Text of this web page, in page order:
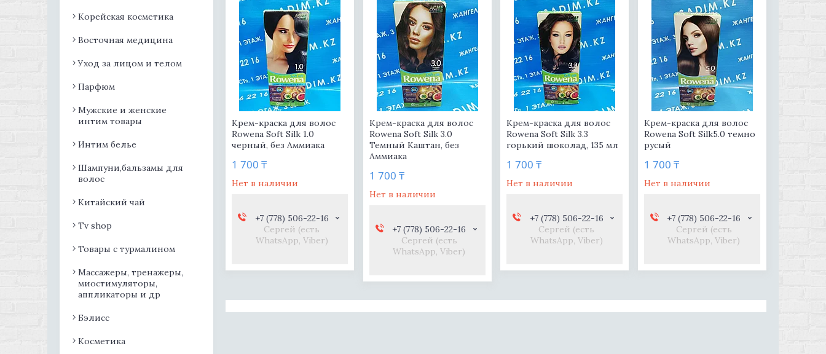
Крем-краска для волос
Rowena Soft Silk 1.0
черный, без Аммиака
1 700 ₸
Нет в наличии
+7 (778) 506-22-16
Сергей (есть
WhatsApp, Viber)
Крем-краска для волос
Rowena Soft Silk 3.0
Темный Каштан, без
Аммиака
1 700 ₸
Нет в наличии
+7 (778) 506-22-16
Сергей (есть
WhatsApp, Viber)
Крем-краска для волос
Rowena Soft Silk 3.3
горький шоколад, 135 мл
1 700 ₸
Нет в наличии
+7 (778) 506-22-16
Сергей (есть
WhatsApp, Viber)
Крем-краска для волос
Rowena Soft Silk5.0 темно
русый
1 700 ₸
Нет в наличии
+7 (778) 506-22-16
Сергей (есть
WhatsApp, Viber)
Корейская косметика
Восточная медицина
Уход за лицом и телом
Парфюм
Мужские и женские
интим товары
Интим белье
Шампуни,бальзамы для
волос
Китайский чай
Tv shop
Товары с турмалином
Массажеры, тренажеры,
миостимуляторы,
аппликаторы и др
Бэлисс
Косметика